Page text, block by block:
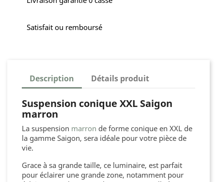
Satisfait ou remboursé
Description Détails produit
Suspension conique XXL Saigon
marron
La suspension marron de forme conique en XXL de
la gamme Saigon, sera idéale pour votre pièce de
vie.
Grace à sa grande taille, ce luminaire, est parfait
pour éclairer une grande zone, notamment pour